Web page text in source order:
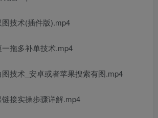
技术(插件版).mp4
拖多补单技术.mp4
技术_安卓或者苹果搜索有图.mp4
接实操步骤详解.mp4